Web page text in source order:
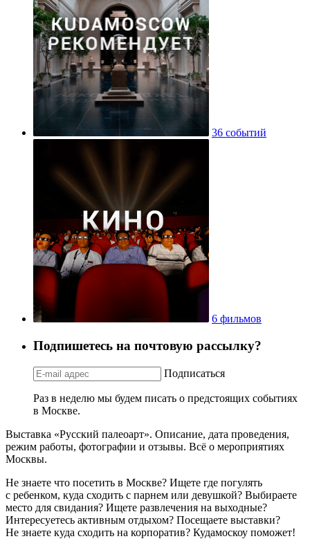
36 событий
6 фильмов
Подпишетесь на почтовую рассылку?
Подписаться
Раз в неделю мы будем писать о предстоящих событиях
в Москве.
Выставка «Русский палеоарт». Описание, дата проведения,
режим работы, фотографии и отзывы. Всё о мероприятиях
Москвы.
Не знаете что посетить в Москве? Ищете где погулять
с ребенком, куда сходить с парнем или девушкой? Выбираете
место для свидания? Ищете развлечения на выходные?
Интересуетесь активным отдыхом? Посещаете выставки?
Не знаете куда сходить на корпоратив? Кудамоскоу поможет!